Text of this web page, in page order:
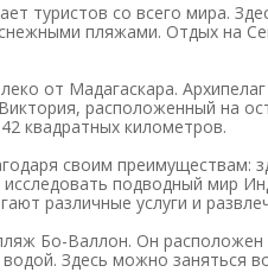
туристов со всего мира.
пляжами. Отдых на
от Мадагаскара.
расположенный на
квадратных километров.
своим преимуществам:
подводный мир
различные услуги и
Бо-Валлон. Он
Здесь можно заняться